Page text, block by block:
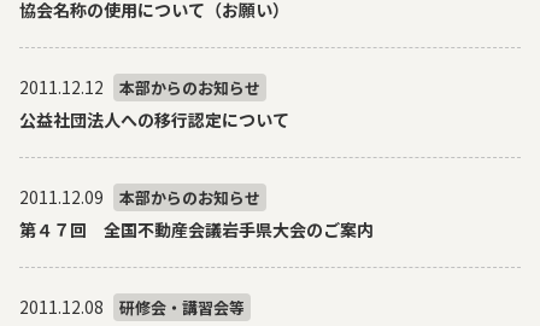
協会名称の使用について（お願い）
2011.12.12 本部からのお知らせ
公益社団法人への移行認定について
2011.12.09 本部からのお知らせ
第４７回 全国不動産会議岩手県大会のご案内
2011.12.08 研修会・講習会等